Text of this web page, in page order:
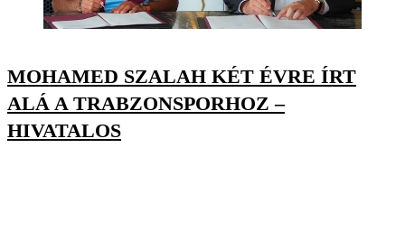
MOHAMED SZALAH KÉT ÉVRE ÍRT
ALÁ A TRABZONSPORHOZ –
HIVATALOS